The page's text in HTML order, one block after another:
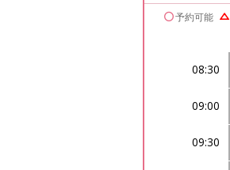
予約可能
08:30
09:00
09:30